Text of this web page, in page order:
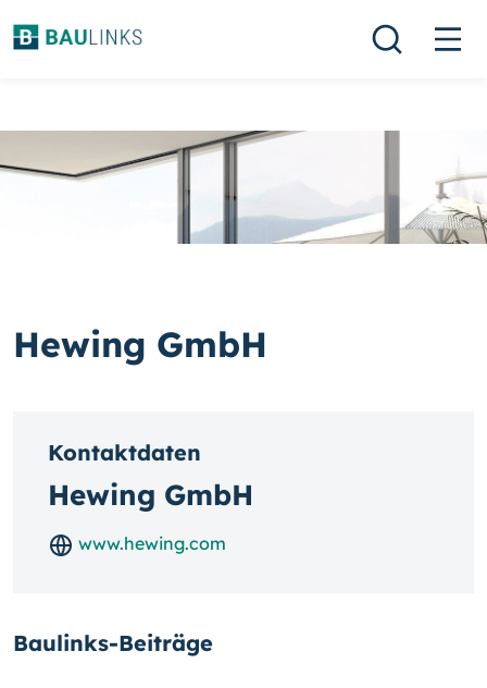
Hewing GmbH
Kontaktdaten
Hewing GmbH
www.hewing.com
Baulinks-Beiträge